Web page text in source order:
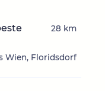
Wien, Floridsdorf
28 km